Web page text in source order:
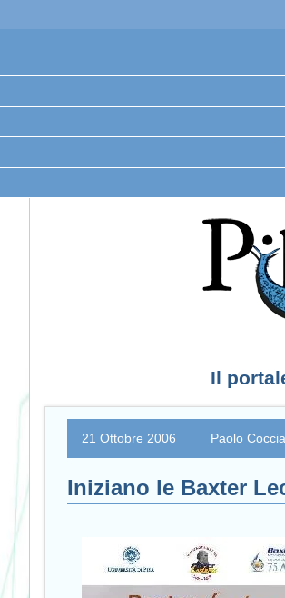
Il
21 Ottobre 2006 Paolo Coccia
Iniziano le Baxter